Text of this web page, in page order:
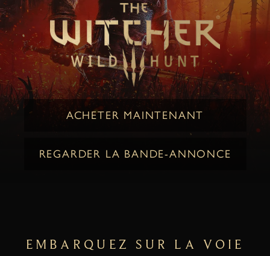
ACHETER MAINTENANT
REGARDER LA BANDE-ANNONCE
EMBARQUEZ SUR LA VOIE